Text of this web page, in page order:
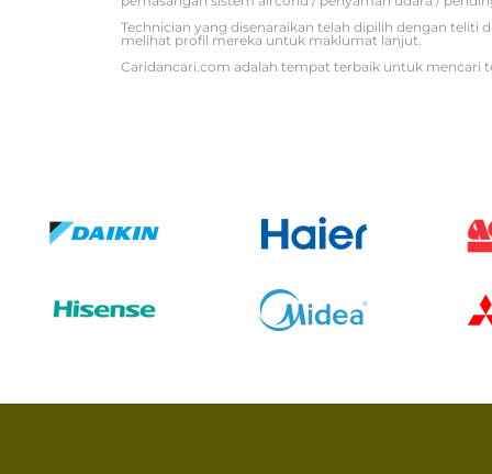
Technician yang disenaraikan telah dipilih dengan teliti
melihat profil mereka untuk maklumat lanjut.
Caridancari.com adalah tempat terbaik untuk mencari